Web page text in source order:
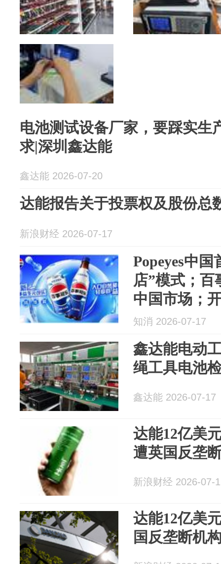
电池测试设备厂家，要踩实生
求|深圳鑫达能
鑫达能 2026-07-20
达能报告关于投票权及股份总
新浪财经 2026-07-17
Popeyes中
店”模式；
中国市场；
首席执行官 |
知消 2026-07-17
鑫达能电动
绳工具电池
鑫达能 2026-07-17
达能12亿美
遭英国反垄
新浪财经 2026-07-
达能12亿美
国反垄断机